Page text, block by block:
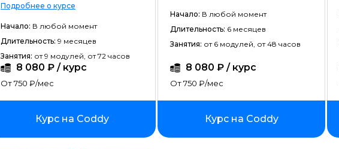
Golang-разработка
VR/AR разработка
1C-разработка
Фреймворк React.JS
Фреймворк Spring
Фреймворк Django
Подробнее о курсе
Начало: В любой момент
Длительность: 9 месяцев
Занятия: от 9 модулей, от 72 часов
8 080 ₽ / курс
От 750 ₽/мес
Курс на Coddy
Начало: В любой момент
Длительность: 6 месяцев
Занятия: от 6 модулей, от 48 часов
8 080 ₽ / курс
От 750 ₽/мес
Курс на Coddy